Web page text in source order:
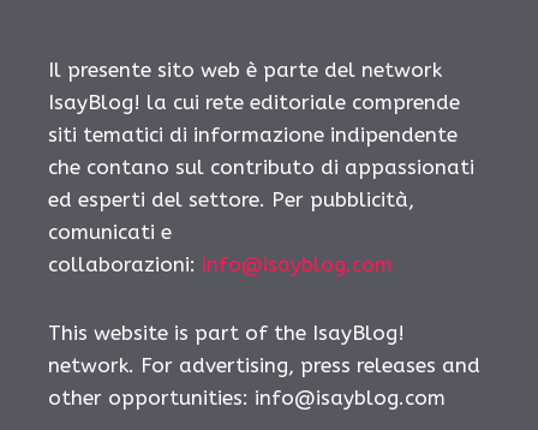
Il presente sito web è parte del network
IsayBlog! la cui rete editoriale comprende
siti tematici di informazione indipendente
che contano sul contributo di appassionati
ed esperti del settore. Per pubblicità,
comunicati e
collaborazioni: info@isayblog.com
This website is part of the IsayBlog!
network. For advertising, press releases and
other opportunities: info@isayblog.com